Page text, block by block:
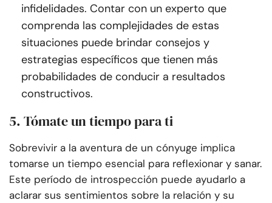
infidelidades. Contar con un experto que
comprenda las complejidades de estas
situaciones puede brindar consejos y
estrategias específicos que tienen más
probabilidades de conducir a resultados
constructivos.
5. Tómate un tiempo para ti
Sobrevivir a la aventura de un cónyuge implica
tomarse un tiempo esencial para reflexionar y sanar.
Este período de introspección puede ayudarlo a
aclarar sus sentimientos sobre la relación y su